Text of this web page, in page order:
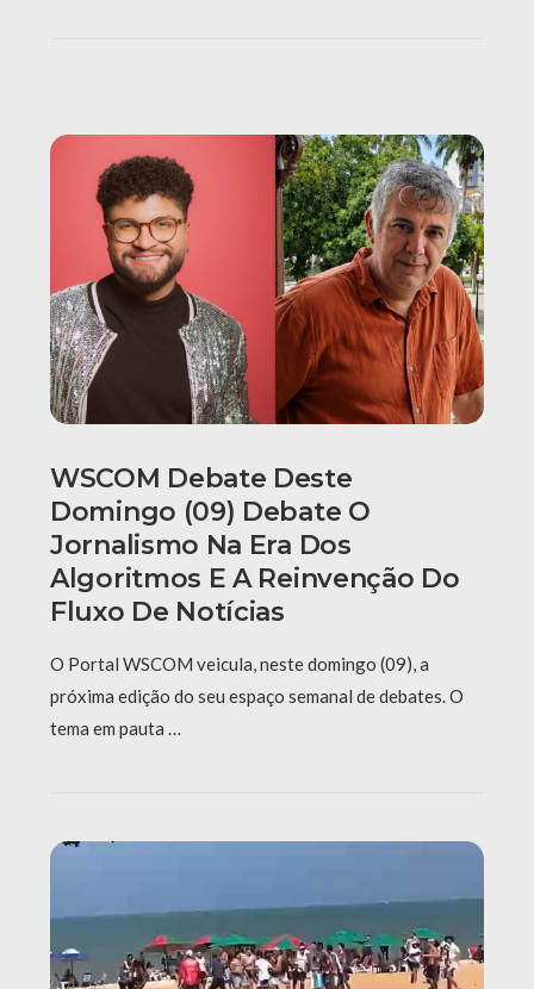
WSCOM Debate Deste
Domingo (09) Debate O
Jornalismo Na Era Dos
Algoritmos E A Reinvenção Do
Fluxo De Notícias
O Portal WSCOM veicula, neste domingo (09), a
próxima edição do seu espaço semanal de debates. O
tema em pauta …